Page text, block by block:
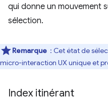
qui donne un mouvement
sélection.
Remarque : Cet état de
micro-interaction UX unique et
Index itinérant